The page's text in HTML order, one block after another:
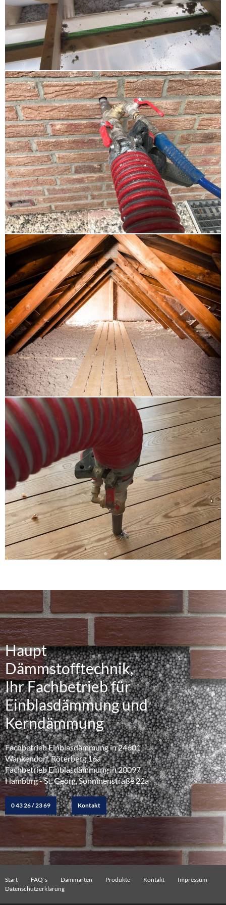
Dämmung Halstenbek,Geschossdeckendämmung
Grömitz Kellenhusen,energetische Sanierung
Ammersbek,Fußbodendämmung Wedel
Dachschrägendämmung Norderstedt,
Gebäudedämmung Kreis Steinburg ,
Hohlschichtisolierung Kappeln,
Dachbodendämmung Ahrensbök,Brandschutz
Einblasdämmung Neustadt in Holstein,
Dachschrägendämmung Schleswig Gelting,
Hohlraumdämmung Plön,Dachschrägendämmung
Lauenburg,Brandschutz Einblasdämmung Kappeln,
Altbaudämmung Stockelsdorf,Hohlraumdämmung
Halstenbek,Wärmedämmung Ahrensbök,
Hohlschichtisolierung Stormarn,energetische
Sanierung Dithmarschen
Haupt
Dämmstofftechnik,
Ihr Fachbetrieb für
Einblasdämmung und
Kerndämmung
Fachbetrieb Einblasdämmung in 24601
Wankendorf, Röterberg 16a
Fachbetrieb Einblasdämmung in 20097
Hamburg - St. Georg, Sonninenstraße 22a
0 43 26 / 23 69 Kontakt
Start FAQ`s Dämmarten Produkte Kontakt
Impressum
Datenschutzerklärung